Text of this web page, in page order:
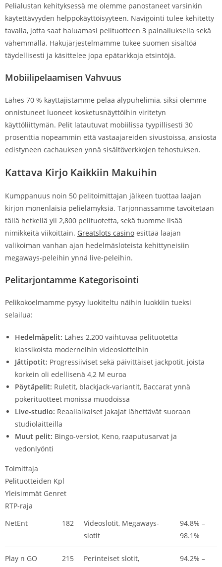
Pelialustan kehityksessä me olemme panostaneet varsinkin
käytettävyyden helppokäyttöisyyteen. Navigointi tulee kehitetty
tavalla, jotta saat haluamasi pelituotteen 3 painalluksella sekä
vähemmällä. Hakujärjestelmämme tukee suomen sisältöä
täydellisesti ja käsittelee jopa epätarkkoja etsintöjä.
Mobiilipelaamisen Vahvuus
Lähes 70 % käyttäjistämme pelaa älypuhelimia, siksi olemme
onnistuneet luoneet kosketusnäyttöihin viritetyn
käyttöliittymän. Pelit latautuvat mobiilissa tyypillisesti 30
prosenttia nopeammin että vastaajareiden sivustoissa, ansiosta
edistyneen cachauksen ynnä sisältöverkkojen tehostuksen.
Kattava Kirjo Kaikkiin Makuihin
Kumppanuus noin 50 pelitoimittajan jälkeen tuottaa laajan
kirjon monenlaisia pelielämyksiä. Tarjonnassamme tavoitetaan
tällä hetkellä yli 2,800 pelituotetta, sekä tuomme lisää
nimikkeitä viikoittain. Greatslots casino esittää laajan
valikoiman vanhan ajan hedelmäsloteista kehittyneisiin
megaways-peleihin ynnä live-peleihin.
Pelitarjontamme Kategorisointi
Pelikokoelmamme pysyy luokiteltu näihin luokkiin tueksi
selailua:
Hedelmäpelit: Lähes 2,200 vaihtuvaa pelituotetta
klassikoista moderneihin videoslotteihin
Jättipotit: Progressiiviset sekä päivittäiset jackpotit, joista
korkein oli edellisenä 4,2 M euroa
Pöytäpelit: Ruletit, blackjack-variantit, Baccarat ynnä
pokerituotteet monissa muodoissa
Live-studio: Reaaliaikaiset jakajat lähettävät suoraan
studiolaitteilla
Muut pelit: Bingo-versiot, Keno, raaputusarvat ja
vedonlyönti
Toimittaja
Pelituotteiden Kpl
Yleisimmät Genret
RTP-raja
NetEnt
182
Videoslotit, Megaways-
slotit
94.8% –
98.1%
Play n GO 215
Perinteiset slotit,
94.2% –